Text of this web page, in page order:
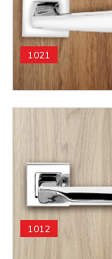
1021
1012